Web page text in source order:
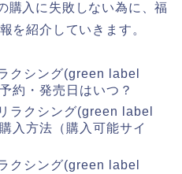
購入に失敗しない為に、福
を紹介していきます。
クシング(green label
約・発売日はいつ？
ラクシング(green label
入方法（購入可能サイ
クシング(green label